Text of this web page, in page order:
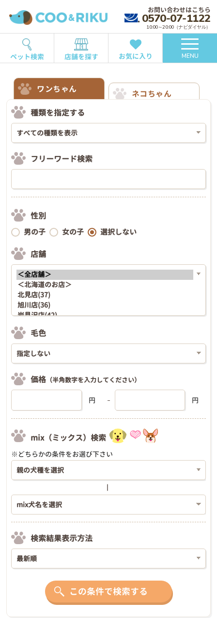
お問い合わせはこちら
0570-07-1122
10:00～20:00（ナビダイヤル）
ペット検索 店舗を探す お気に入り MENU
ワンちゃん
ネコちゃん
種類を指定する
フリーワード検索
性別
男の子 女の子 選択しない
店舗
毛色
価格 （半角数字を入力してください）
円 円
mix（ミックス）検索
※どちらかの条件をお選び下さい
検索結果表示方法
この条件で検索する